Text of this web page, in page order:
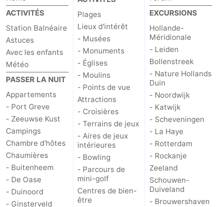
Méridionale
-
Leiden
Bollenstreek
-
Nature
Hollands
Duin
-
Noordwijk
-
Katwijk
-
Scheveningen
-
La
Haye
-
Rotterdam
-
ACTIVITÉS
Station Balnéaire
Astuces
Avec les enfants
Météo
PASSER LA NUIT
Appartements
- Port Greve
- Zeeuwse Kust
Campings
Chambre d'hôtes
Chaumières
- Buitenheem
- De Oase
- Duinoord
- Ginsterveld
Plages
Lieux d'intérêt
- Musées
- Monuments
- Églises
- Moulins
- Points de vue
Attractions
- Croisières
- Terrains de jeux
- Aires de jeux
intérieures
- Bowling
- Parcours de
mini-golf
Centres de bien-
être
EXCURSIONS
Hollande-
Méridionale
- Leiden
Bollenstreek
- Nature Hollands
Duin
- Noordwijk
- Katwijk
- Scheveningen
- La Haye
- Rotterdam
- Rockanje
Zeeland
Schouwen-
Duiveland
- Brouwershaven